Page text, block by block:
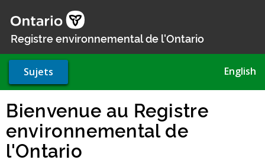
au
contenu
Registre environnemental de l'Ontario
Sujets English
Bienvenue au Registre
environnemental de
l'Ontario